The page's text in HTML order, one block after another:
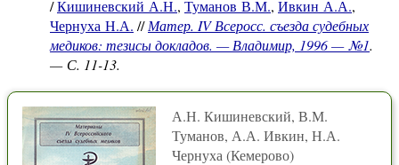
/Кишиневский А.Н., Туманов В.М., Ивкин А.А.,
Чернуха Н.А. //Матер. IV Всеросс. съезда судебных
медиков: тезисы докладов. — Владимир, 1996 — №1.
— С. 11-13.
А.Н. Кишиневский, В.М.
Туманов, А.А. Ивкин, Н.А.
Чернуха (Кемерово)